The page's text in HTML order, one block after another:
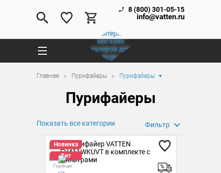
8 (800) 301-05-15
info@vatten.ru
Главная Пурифайеры Пурифайеры
Пурифайеры
Показать все категории Фильтр
Новинка
Хит
Горячая